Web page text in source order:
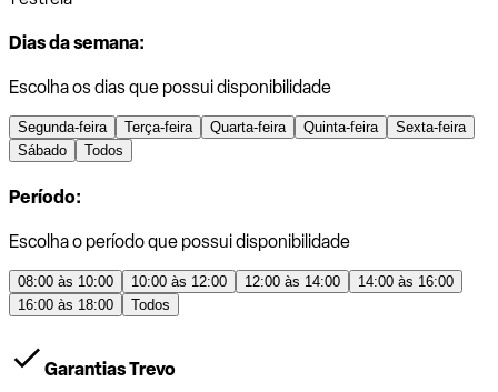
Dias da semana:
Escolha os dias que possui disponibilidade
Segunda-feira Terça-feira Quarta-feira Quinta-feira
Sexta-feira
Sábado
Todos
Período:
Escolha o período que possui disponibilidade
08:00 às 10:00 10:00 às 12:00 12:00 às 14:00
14:00 às 16:00
16:00 às 18:00
Todos
Garantias Trevo